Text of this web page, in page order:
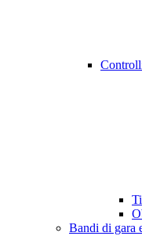
Bandi di gara